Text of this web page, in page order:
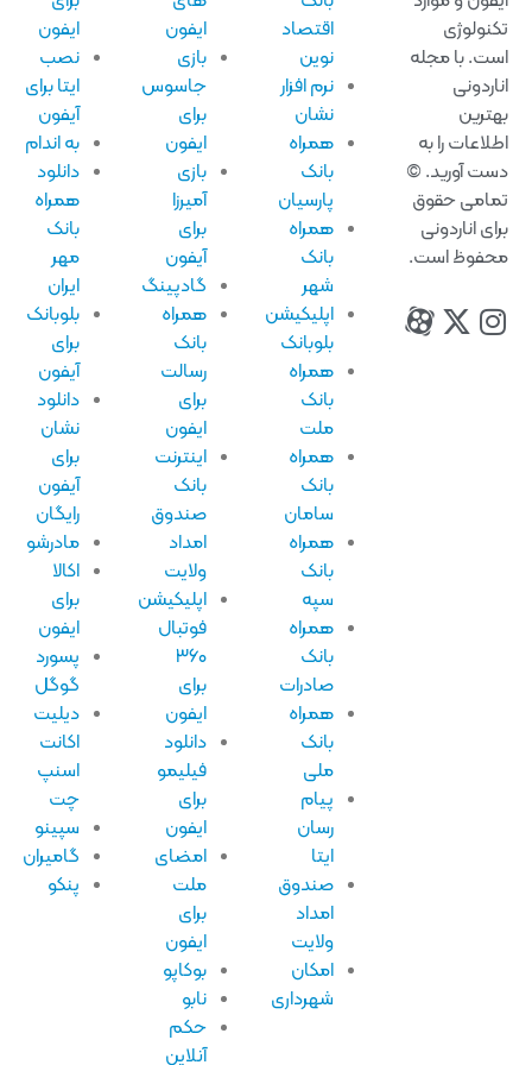
با مجله
را به
آورید. ©
حقوق
اناردونی
است.
اقتصاد
نرم افزار
نشان
همراه
پارسیان
همراه
اپلیکیشن
بلوبانک
همراه
همراه
سامان
همراه
همراه
صادرات
همراه
پیام
رسان
صندوق
امداد
ولایت
امکان
شهرداری
ایفون
بازی
جاسوس
ایفون
بازی
آیفون
گادپینگ
همراه
رسالت
ایفون
اینترنت
صندوق
امداد
ولایت
اپلیکیشن
فوتبال
ایفون
دانلود
فیلیمو
ایفون
امضای
ایفون
بوکاپو
نابو
حکم
آنلاین
ایفون
نصب
ایتا برای
آیفون
به اندام
دانلود
همراه
بلوبانک
آیفون
دانلود
نشان
آیفون
رایگان
مادرشو
اکالا
ایفون
پسورد
گوگل
دیلیت
اکانت
اسنپ
سپینو
گامیران
پنکو